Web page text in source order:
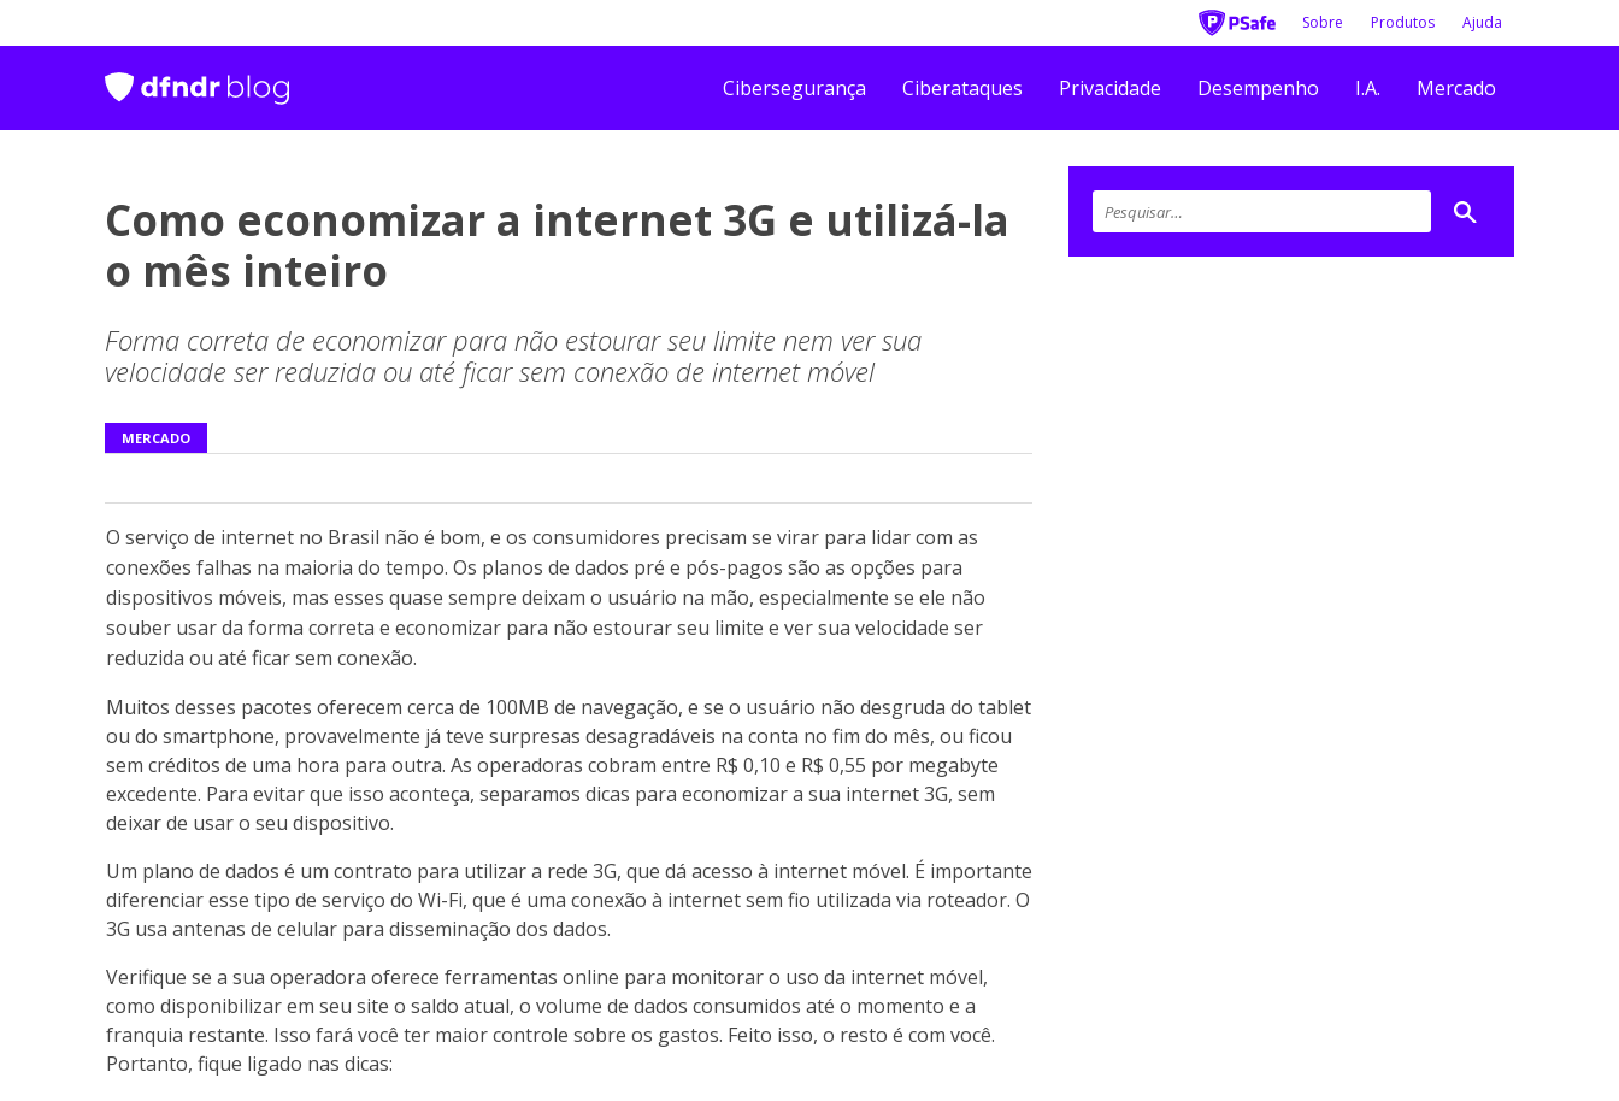
Sobre Produtos Ajuda
Cibersegurança Ciberataques Privacidade Desempenho I.A. Mercado
Como economizar a internet 3G e utilizá-la
o mês inteiro
Forma correta de economizar para não estourar seu limite nem ver sua
velocidade ser reduzida ou até ficar sem conexão de internet móvel
MERCADO
O serviço de internet no Brasil não é bom, e os consumidores precisam se virar para lidar com as
conexões falhas na maioria do tempo. Os planos de dados pré e pós-pagos são as opções para
dispositivos móveis, mas esses quase sempre deixam o usuário na mão, especialmente se ele não
souber usar da forma correta e economizar para não estourar seu limite e ver sua velocidade ser
reduzida ou até ficar sem conexão.
Muitos desses pacotes oferecem cerca de 100MB de navegação, e se o usuário não desgruda do tablet
ou do smartphone, provavelmente já teve surpresas desagradáveis na conta no fim do mês, ou ficou
sem créditos de uma hora para outra. As operadoras cobram entre R$ 0,10 e R$ 0,55 por megabyte
excedente. Para evitar que isso aconteça, separamos dicas para economizar a sua internet 3G, sem
deixar de usar o seu dispositivo.
Um plano de dados é um contrato para utilizar a rede 3G, que dá acesso à internet móvel. É importante
diferenciar esse tipo de serviço do Wi-Fi, que é uma conexão à internet sem fio utilizada via roteador. O
3G usa antenas de celular para disseminação dos dados.
Verifique se a sua operadora oferece ferramentas online para monitorar o uso da internet móvel,
como disponibilizar em seu site o saldo atual, o volume de dados consumidos até o momento e a
franquia restante. Isso fará você ter maior controle sobre os gastos. Feito isso, o resto é com você.
Portanto, fique ligado nas dicas: